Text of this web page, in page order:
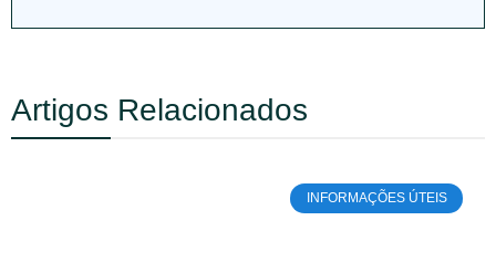
Artigos Relacionados
INFORMAÇÕES ÚTEIS